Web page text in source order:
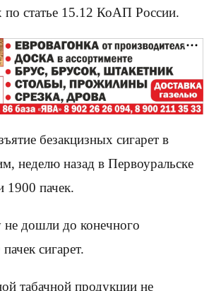
по статье 15.12 КоАП России.
безакцизных сигарет в
неделю назад в Первоуральске
1900 пачек.
не дошли до конечного
сигарет.
табачной продукции не